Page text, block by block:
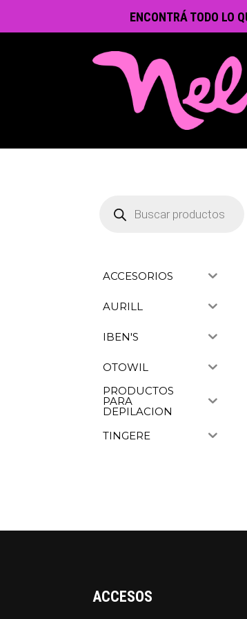
ENCONTRÁ TODO LO
productos
ACCESORIOS
AURILL
IBEN'S
OTOWIL
PRODUCTOS
PARA
DEPILACION
TINGERE
ACCESOS